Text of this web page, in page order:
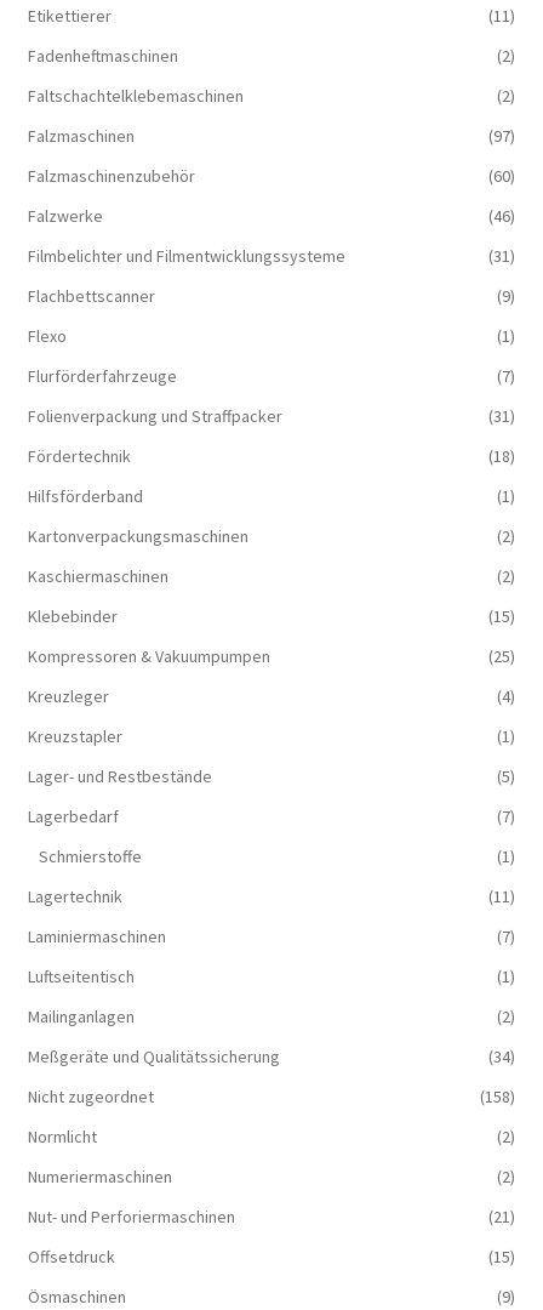
Etikettierer
(11)
Fadenheftmaschinen
(2)
Faltschachtelklebemaschinen
(2)
Falzmaschinen
(97)
Falzmaschinenzubehör
(60)
Falzwerke
(46)
Filmbelichter und Filmentwicklungssysteme
(31)
Flachbettscanner
(9)
Flexo
(1)
Flurförderfahrzeuge
(7)
Folienverpackung und Straffpacker
(31)
Fördertechnik
(18)
Hilfsförderband
(1)
Kartonverpackungsmaschinen
(2)
Kaschiermaschinen
(2)
Klebebinder
(15)
Kompressoren & Vakuum­pumpen
(25)
Kreuzleger
(4)
Kreuzstapler
(1)
Lager- und Restbestände
(5)
Lagerbedarf
(7)
Schmierstoffe
(1)
Lagertechnik
(11)
Laminiermaschinen
(7)
Luftseitentisch
(1)
Mailinganlagen
(2)
Meßgeräte und Qualitätssicherung
(34)
Nicht zugeordnet
(158)
Normlicht
(2)
Numeriermaschinen
(2)
Nut- und Perforiermaschinen
(21)
Offsetdruck
(15)
Ösmaschinen
(9)